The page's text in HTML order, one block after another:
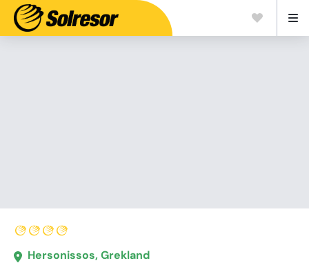
Hersonissos, Grekland